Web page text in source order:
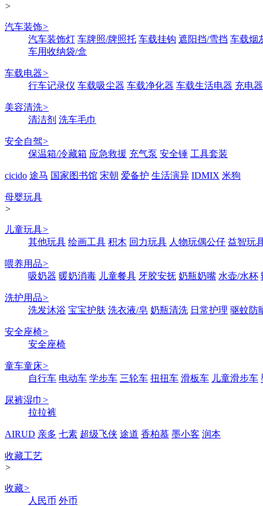
>
汽车装饰>
汽车装饰灯 车牌照/牌照托 车载挂钩 遮阳挡/雪挡 车载烟
车用收纳袋/盒
车载电器>
行车记录仪 车载吸尘器 车载净化器 车载生活电器 充电
美容清洗>
清洁剂 洗车毛巾
安全自驾>
保温箱/冷藏箱 应急救援 充气泵 安全锤 工具套装
cicido 途马 国家图书馆 宋朝 爱备护 生活演异 IDMIX 米狗
母婴玩具
>
儿童玩具>
其他玩具 绘画工具 积木 回力玩具 人物玩偶公仔 益智玩
喂养用品>
吸奶器 暖奶消毒 儿童餐具 牙胶安抚 奶瓶奶嘴 水壶/水杯
洗护用品>
洗发沐浴 宝宝护肤 洗衣液/皂 奶瓶清洗 日常护理 驱蚊防
安全座椅>
安全座椅
童车童床>
自行车 电动车 学步车 三轮车 扭扭车 滑板车 儿童滑步车
尿裤湿巾 >
拉拉裤
AIRUD 亲多 七素 超级飞侠 途道 香柏慕 墨小客 润本
收藏工艺
>
收藏>
人民币 外币